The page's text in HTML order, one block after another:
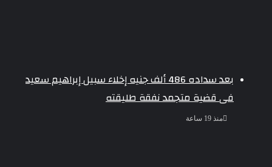
بعد سداده 486 ألف جنيه إخلاء سبيل إبراهيم سعيد
فى قضية متجمد نفقة طليقته
منذ 19 ساعة